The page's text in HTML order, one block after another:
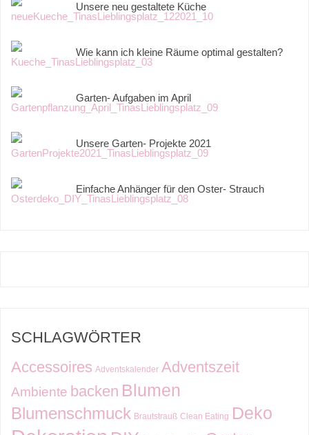
Unsere neu gestaltete Küche
Wie kann ich kleine Räume optimal gestalten?
Garten- Aufgaben im April
Unsere Garten- Projekte 2021
Einfache Anhänger für den Oster- Strauch
SCHLAGWÖRTER
Accessoires Adventskalender Adventszeit
Ambiente backen Blumen
Blumenschmuck Brautstrauß Clean Eating Deko